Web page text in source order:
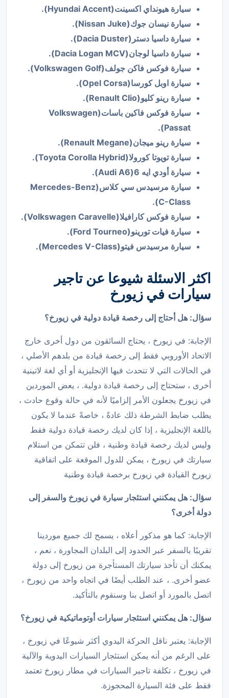
سيارة هيونداي اكسينت(Hyundai Accent).
سيارة نيسان جوك(Nissan Juke).
سيارة داسيا دستر(Dacia Duster).
سيارة داسيا لوجان(Dacia Logan MCV).
سيارة فوكس فاكن جولف(Volkswagen Golf).
سيارة اوبل كورسا(Opel Corsa).
سيارة رينو كليو(Renault Clio).
سيارة فوكس فاكين باسات(Volkswagen
Passat).
سيارة رينو ميجان(Renault Megane).
سيارة تويوتا كورولا(Toyota Corolla Hybrid).
سيارة أودي ايه 6(Audi A6).
سيارة مرسيدس سي كلاس(Mercedes-Benz
C-Class).
سيارة فوكس كارافيلا(Volkswagen Caravelle).
سيارة فيات تورينو(Ford Tourneo).
سيارة مرسيدس فيتو(Mercedes V-Class).
اكثر الاسئلة شيوعا عن تاجير
سيارات في زيورخ
سؤال: هل أحتاج إلى رخصة قيادة دولية في زيورخ؟
الإجابة: في زيورخ ، يحتاج السائقون من دول أخرى خارج
الاتحاد الأوروبي فقط إلى رخصة قيادة من بلدهم الأصلي ،
في الحالات التي لا تتحدث فيها الإنجليزية أو أي لغة لاتينية
أخرى ، ستحتاج إلى رخصة قيادة دولية. ، يعض الموردين
في زيورخ يجعلون الأمر إلزاميًا لأنه في حالة وقوع حادث ،
يطلب ضابط الشرطة ذلك عادةً ، خاصةً عندما لا يكون
باللغة الإنجليزية ، إذا كان لديك رخصة قيادة دولية فقط
وليس لديك رخصة قيادة وطنية ، فلن تتمكن من استلام
سيارتك في زيورخ ، يمكن للدول الموقعة على اتفاقية
زيورخ القيادة في زيورخ برخصة قيادة وطنية
سؤال: هل يمكنني استئجار سيارة في زيورخ والسفر إلى
دولة أخرى؟
الإجابة: كما هو مذكور أعلاه ، يسمح لك جميع موردينا
تقريبًا بالسفر عبر الحدود إلى البلدان المجاورة ، نعم ،
يمكنك أن تأخذ سيارتك المستأجرة من زيورخ إلى دولة
عضو أخرى. ، عند الطلب أيضًا في اتجاه واحد من زيورخ ،
اتصل بالمورد أو اتصل بنا وسنقوم بالتأكيد.
سؤال: هل يمكنني استئجار سيارات أوتوماتيكية في زيورخ؟
الإجابة: يعتبر ناقل الحركة اليدوي أكثر شيوعًا في زيورخ ،
على الرغم من أنه يمكن استئجار السيارات اليدوية والآلية
في زيورخ ، تكلفة تاجير السيارات في مطار زيورخ تعتمد
فقط على فئة السيارة المحجوزة.